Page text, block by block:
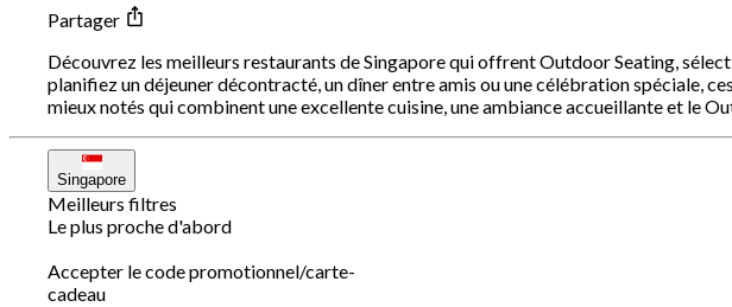
Partager
Découvrez les meilleurs restaurants de Singapore qui offrent Outdoor Seating,
planifiez un déjeuner décontracté, un dîner entre amis ou une célébration spéciale,
mieux notés qui combinent une excellente cuisine, une ambiance accueillante et le
Singapore
Meilleurs filtres
Le plus proche d'abord
Accepter le code promotionnel/carte-
cadeau